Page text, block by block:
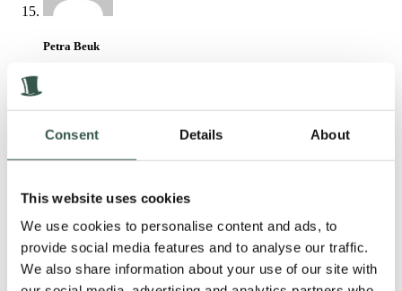
Consent Details About
This website uses cookies
We use cookies to personalise content and ads, to
provide social media features and to analyse our traffic.
We also share information about your use of our site with
Petra Beuk
Beste Mirjam, Elsa en Henriëtte,
Heel veel sterkte met het verlies van jullie moeder. Laat ik nu
net vorige week een huisje geboekt hebben in Garderen. Die
alle verhalen van mijn leuke ervaringen van het werken bij
jullie ouders in het Speulderbos.
Ik zie je moeder nog staan achter het planbord van de
reserveringen. Altijd hard werken met veel liefde voor de
zaak.
Wat was ze trots op haar kleinkinderen. De laatste keer dat ik
haar sprak liet ze me trots enkele foto’s zien.